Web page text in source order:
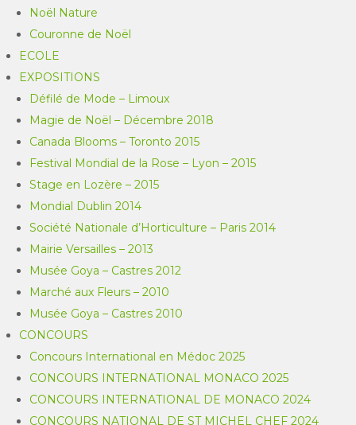
Noël Nature
Couronne de Noël
ECOLE
EXPOSITIONS
Défilé de Mode – Limoux
Magie de Noël – Décembre 2018
Canada Blooms – Toronto 2015
Festival Mondial de la Rose – Lyon – 2015
Stage en Lozère – 2015
Mondial Dublin 2014
Société Nationale d’Horticulture – Paris 2014
Mairie Versailles – 2013
Musée Goya – Castres 2012
Marché aux Fleurs – 2010
Musée Goya – Castres 2010
CONCOURS
Concours International en Médoc 2025
CONCOURS INTERNATIONAL MONACO 2025
CONCOURS INTERNATIONAL DE MONACO 2024
CONCOURS NATIONAL DE ST MICHEL CHEF 2024